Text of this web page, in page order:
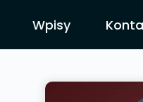
Wpisy
Wpisy